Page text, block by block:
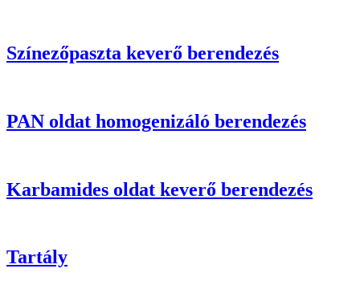
Színezőpaszta keverő berendezés
PAN oldat homogenizáló berendezés
Karbamides oldat keverő berendezés
Tartály